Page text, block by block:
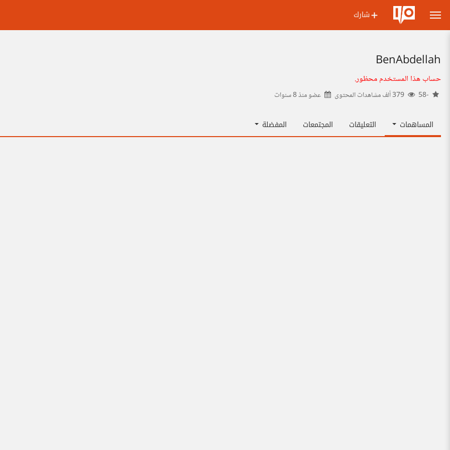
شارك
BenAbdellah
حساب هذا المستخدم محظور.
-58 عضو منذ8 سنوات
المساهمات التعليقات المجتمعات المفضلة